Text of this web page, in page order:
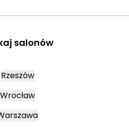
salonów
Rzeszów
Wrocław